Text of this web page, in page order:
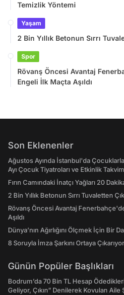
Temizlik Yöntemi
Yaşam
2 Bin Yıllık Betonun Sırrı
Spor
Rövanş Öncesi Avantaj
Engeli İlk Maçta Aşıldı
Son Eklenenler
Ağustos Ayında İstanbul'da
Ayı Çocuk Tiyatroları ve Etkinlik
Fırın Camındaki İnatçı Yağları 20
2 Bin Yıllık Betonun Sırrı Tuvaletten
Rövanş Öncesi Avantaj
Aşıldı
Dünya’nın Ağırlığını Ölçmek İçin Bir
8 Soruyla İmza Şarkını Ortaya
Günün Popüler Başlıkları
Bodrum’da 70 Bin TL Hesap
Geliyor, Çıkın” Denilerek Kovulan Aile